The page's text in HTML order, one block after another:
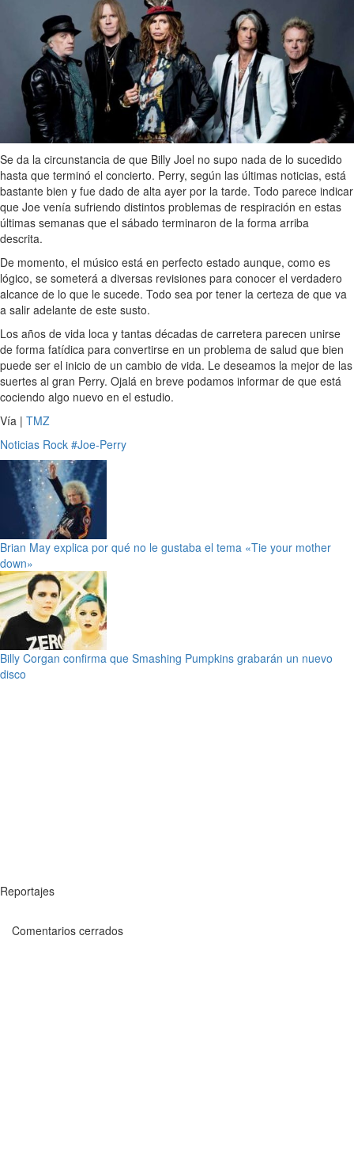
Se da la circunstancia de que Billy Joel no supo nada de lo sucedido
hasta que terminó el concierto. Perry, según las últimas noticias, está
bastante bien y fue dado de alta ayer por la tarde. Todo parece indicar
que Joe venía sufriendo distintos problemas de respiración en estas
últimas semanas que el sábado terminaron de la forma arriba
descrita.
De momento, el músico está en perfecto estado aunque, como es
lógico, se someterá a diversas revisiones para conocer el verdadero
alcance de lo que le sucede. Todo sea por tener la certeza de que va
a salir adelante de este susto.
Los años de vida loca y tantas décadas de carretera parecen unirse
de forma fatídica para convertirse en un problema de salud que bien
puede ser el inicio de un cambio de vida. Le deseamos la mejor de las
suertes al gran Perry. Ojalá en breve podamos informar de que está
cociendo algo nuevo en el estudio.
Vía | TMZ
Noticias Rock #Joe-Perry
Brian May explica por qué no le gustaba el tema «Tie your mother
down»
Billy Corgan confirma que Smashing Pumpkins grabarán un nuevo
disco
Reportajes
Comentarios cerrados